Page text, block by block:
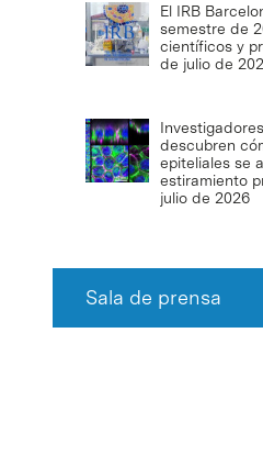
El IRB
semestre de
científicos y
de julio de
descubren
epiteliales se
estiramiento
julio de 2026
Sala de prensa